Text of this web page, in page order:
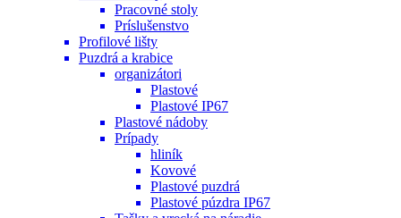
Pracovné stoly
Príslušenstvo
Profilové lišty
Puzdrá a krabice
organizátori
Plastové
Plastové IP67
Plastové nádoby
Prípady
hliník
Kovové
Plastové puzdrá
Plastové púzdra IP67